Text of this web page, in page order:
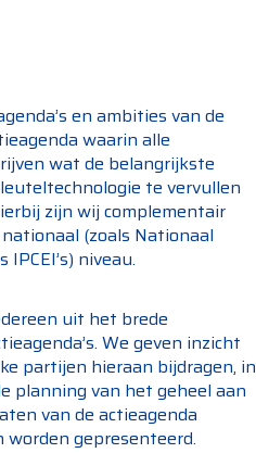
en ambities van de
waarin alle
wat de belangrijkste
te vervullen
zijn wij complementair
(zoals Nationaal
niveau.
uit het brede
We geven inzicht
partijen hieraan bijdragen, in
planning van het geheel aan
van de actieagenda
gepresenteerd.